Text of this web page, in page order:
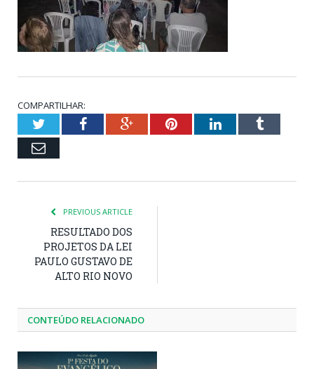
COMPARTILHAR:
TwitterFacebookGoogle+PinterestLinkedInTumblr
Email
PREVIOUS ARTICLE
RESULTADO DOS
PROJETOS DA LEI
PAULO GUSTAVO DE
ALTO RIO NOVO
CONTEÚDO RELACIONADO